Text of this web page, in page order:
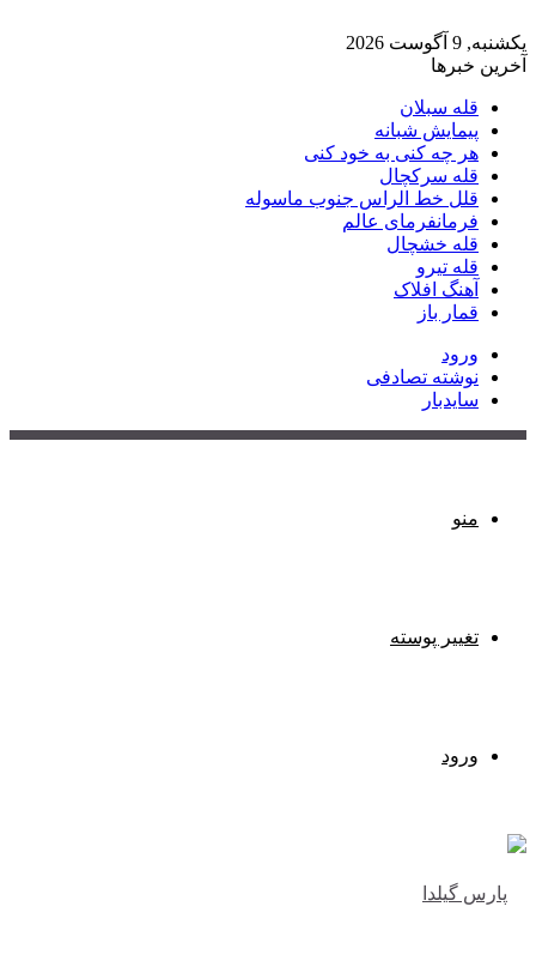
یکشنبه, 9 آگوست 2026
آخرین خبرها
قله سبلان
پیمایش شبانه
هر چه کنی به خود کنی
قله سرکچال
قلل خط الراس جنوب ماسوله
فرمانفرمای عالم
قله خشچال
قله تیرو
آهنگ افلاک
قمار باز
ورود
نوشته تصادفی
سایدبار
منو
تغییر پوسته
ورود